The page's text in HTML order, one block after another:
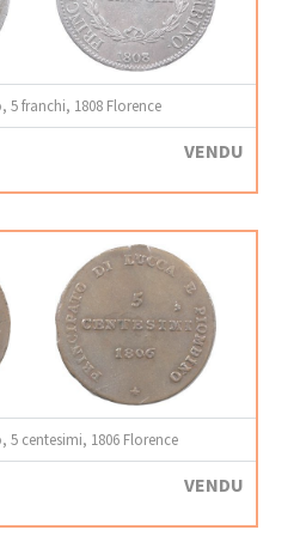
5 franchi, 1808 Florence
VENDU
5 centesimi, 1806 Florence
VENDU